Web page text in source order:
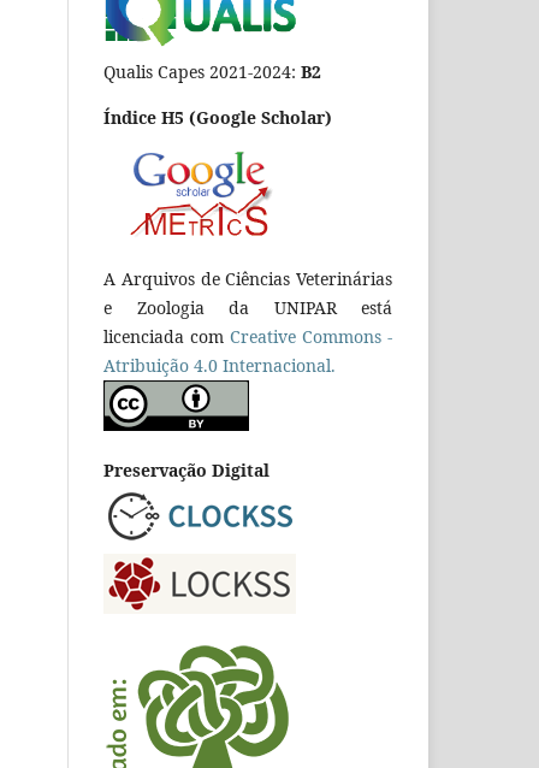
Qualis Capes 2021-2024: B2
Índice H5 (Google Scholar)
A Arquivos de Ciências Veterinárias
e Zoologia da UNIPAR está
licenciada com Creative Commons -
Atribuição 4.0 Internacional.
Preservação Digital